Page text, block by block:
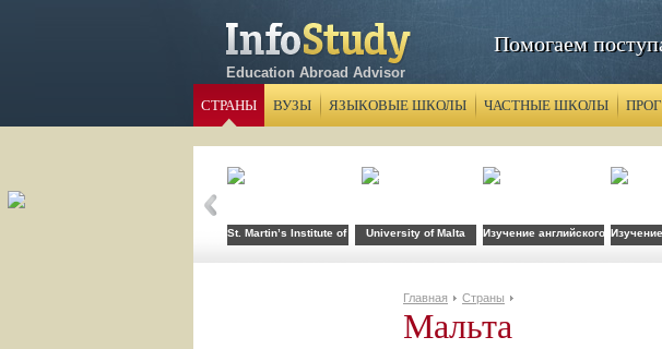
Education Abroad Advisor
Помогаем
СТРАНЫ ВУЗЫ ЯЗЫКОВЫЕ ШКОЛЫ ЧАСТНЫЕ ШКОЛЫ
St. Martin’s Institute of Information Technology
University of Malta Изучение английского на
Главная Страны
Мальта